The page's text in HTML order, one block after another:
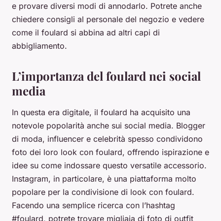
e provare diversi modi di annodarlo. Potrete anche
chiedere consigli al personale del negozio e vedere
come il foulard si abbina ad altri capi di
abbigliamento.
L’importanza del foulard nei social
media
In questa era digitale, il foulard ha acquisito una
notevole popolarità anche sui social media. Blogger
di moda, influencer e celebrità spesso condividono
foto dei loro look con foulard, offrendo ispirazione e
idee su come indossare questo versatile accessorio.
Instagram, in particolare, è una piattaforma molto
popolare per la condivisione di look con foulard.
Facendo una semplice ricerca con l’hashtag
#foulard, potrete trovare migliaia di foto di outfit